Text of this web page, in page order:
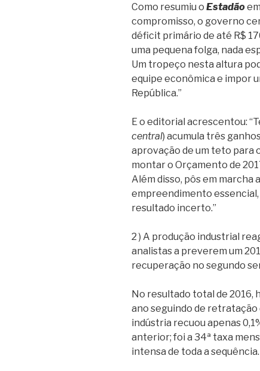
Como resumiu o Estadão
compromisso, o governo
déficit primário de até R$
uma pequena folga, nada
Um tropeço nesta altura
equipe econômica e impor
República.”
E o editorial acrescentou:
central) acumula três
aprovação de um teto para
montar o Orçamento de
Além disso, pôs em marcha
empreendimento
resultado incerto.”
2 ) A produção industrial
analistas a preverem um
recuperação no segundo
No resultado total de 2016,
ano seguindo de retratação
indústria recuou apenas
anterior; foi a 34ª taxa
intensa de toda a sequência.